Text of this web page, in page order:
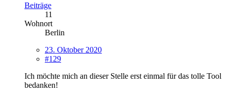
Beiträge
11
Wohnort
Berlin
23. Oktober 2020
#129
Ich möchte mich an dieser Stelle erst einmal für das tolle Tool
bedanken!